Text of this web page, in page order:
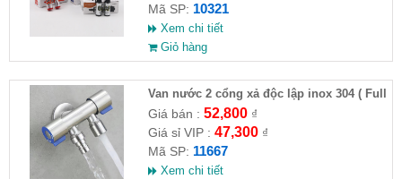
Mã SP: 10321
Xem chi tiết
Giỏ hàng
Van nước 2 cổng xả độc lập inox 304 ( Full
VAT )
Giá bán : 52,800₫
Giá sỉ VIP : 47,300₫
Mã SP: 11667
Xem chi tiết